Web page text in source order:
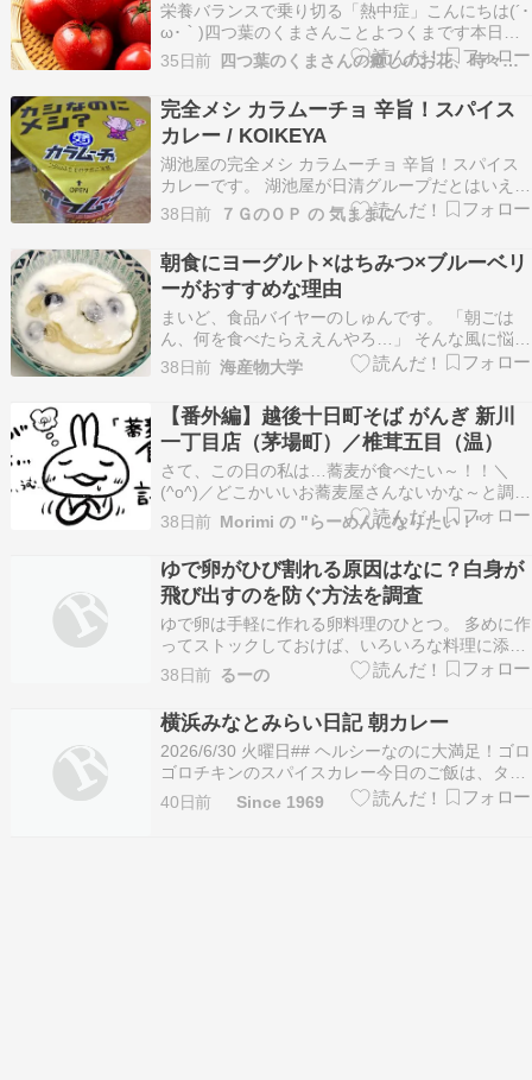
栄養バランスで乗り切る「熱中症」こんにちは(´･
ω･｀)四つ葉のくまさんことよつくまです本日も
よろしくお願いいたします。年々「熱中症」に対
する注意喚起が増えています。食欲の落ちる暑い
時期。「熱中症」の発生率が高まるのは偶然では
ありません。画像はイメージ フリー画像です（暑
さから食…
35日前 四つ葉のくまさんの癒しのお花、時々お料理日記
完全メシ カラムーチョ 辛旨！スパイス
カレー / KOIKEYA
湖池屋の完全メシ カラムーチョ 辛旨！スパイス
カレーです。 湖池屋が日清グループだとはいえ、
完全メシでカラムーチョ出すとはｗｗ 栄養バラン
スが優れたものを完全メシにするんじゃないの？
味はいつもののカラムーチョの辛さとカレーのス
パイス感が加わったカンジ。 実際この位の量で良
いよ…
38日前 ７ＧのＯＰ の 気ままに
朝食にヨーグルト×はちみつ×ブルーベリ
ーがおすすめな理由
まいど、食品バイヤーのしゅんです。 「朝ごは
ん、何を食べたらええんやろ…」 そんな風に悩ん
でへんか？ 忙しい朝は、パパッと準備できて、
栄養もしっかり摂れるメニューが理想やんな。 今
日はそんな悩みを解決する組み合わせ、 ヨーグ
ル・はちみつ・ブルーベリー について、食品のプ
ロ目線で…
38日前 海産物大学
【番外編】越後十日町そば がんぎ 新川
一丁目店（茅場町）／椎茸五目（温）
さて、この日の私は…蕎麦が食べたい～！！＼
(^o^)／どこかいいお蕎麦屋さんないかな～と調べ
て気になったこちらのお店。なんと立ち食いそば
店ですが府海苔を使ったお蕎麦が食べられるそう
です～そんな訳で目的のお店に到着！越後十日町
そばがんぎ 新川一丁目店（茅場町・東京都中央
区）2022…
38日前 Morimi の "らーめんになりたい！"
ゆで卵がひび割れる原因はなに？白身が
飛び出すのを防ぐ方法を調査
ゆで卵は手軽に作れる卵料理のひとつ。 多めに作
ってストックしておけば、いろいろな料理に添え
るだけで栄養バランスも彩りも良くなる便利な食
材ですよね。 ただゆで卵を作るときに卵がひび割
れるときとそうでないときがありませんか？ 割れ
ていない卵を使っても割れて中身が飛び出すこと
も…。 ひ…
38日前 るーの
横浜みなとみらい日記 朝カレー
2026/6/30 火曜日## ヘルシーなのに大満足！ゴロ
ゴロチキンのスパイスカレー今日のご飯は、タン
パク質も野菜もこれ一皿で摂れちゃう「具だくさ
んチキンカレー」です！ゴロゴロ入ったジューシ
40日前 Since 1969